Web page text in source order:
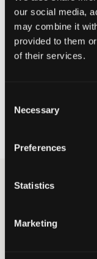
our social media,
may combine it
provided to them
of their services.
Selection
Necessary
Preferences
Statistics
Marketing
Liten
på
Leverans
halsringning och en
T-shirt